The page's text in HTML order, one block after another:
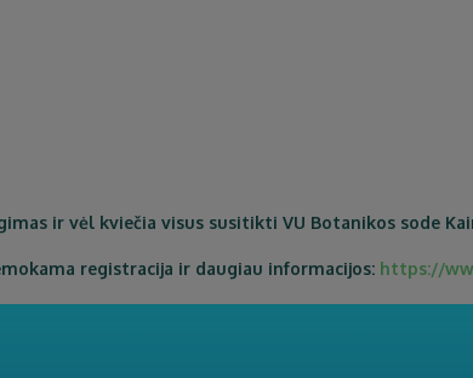
ir vėl kviečia visus susitikti VU Botanikos sode
registracija ir daugiau informacijos: https://